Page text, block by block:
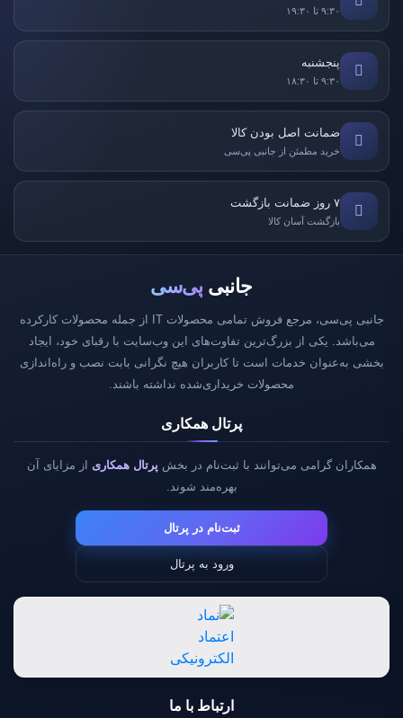
۹:۳۰ تا ۱۹:۳۰
پنجشنبه
۹:۳۰ تا ۱۸:۳۰
ضمانت اصل بودن کالا
خرید مطمئن از جانبی پی‌سی
۷ روز ضمانت بازگشت
بازگشت آسان کالا
جانبی پی‌سی
جانبی پی‌سی، مرجع فروش تمامی محصولات IT از جمله محصولات کارکرده
می‌باشد. یکی از بزرگ‌ترین تفاوت‌های این وب‌سایت با رقبای خود، ایجاد
بخشی به‌عنوان خدمات است تا کاربران هیچ نگرانی بابت نصب و راه‌اندازی
محصولات خریداری‌شده نداشته باشند.
پرتال همکاری
همکاران گرامی می‌توانند با ثبت‌نام در بخش پرتال همکاری از مزایای آن
بهره‌مند شوند.
ثبت‌نام در پرتال
ورود به پرتال
ارتباط با ما